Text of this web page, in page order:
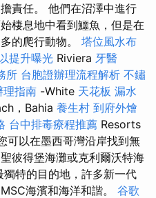
責任。 他們在沼澤中進行
棲息地中看到鱷魚，但是在
的爬行動物。 塔位風水布
提升曝光 Riviera 牙醫
所 台胞證辦理流程解析 不鏽
理指南 -White 天花板 漏水
，Bahia 養生村 到府外燴
台中排毒療程推薦 Resorts
可以在墨西哥灣沿岸找到無
彼得堡海灘或克利爾沃特海
特的目的地，許多新一代
海濱和海洋和諧。 谷歌